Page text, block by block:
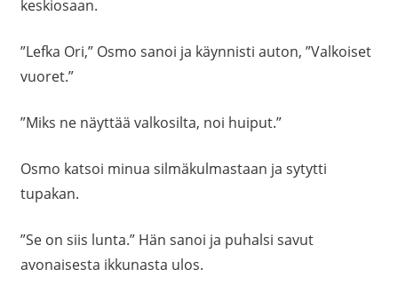
keskiosaan.
”Lefka Ori,” Osmo sanoi ja käynnisti auton, ”Valkoiset
vuoret.”
”Miks ne näyttää valkosilta, noi huiput.”
Osmo katsoi minua silmäkulmastaan ja sytytti
tupakan.
”Se on siis lunta.” Hän sanoi ja puhalsi savut
avonaisesta ikkunasta ulos.